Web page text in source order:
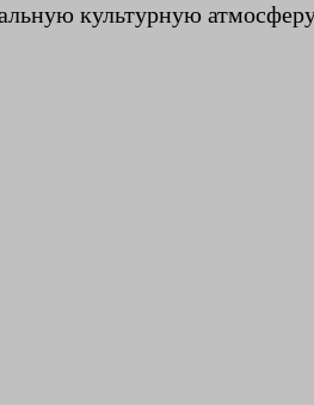
культурную